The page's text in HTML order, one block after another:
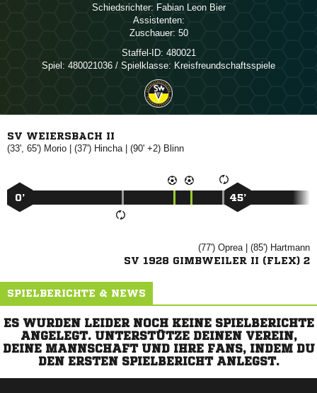
Schiedsrichter:   
Assistenten:
Zuschauer: 50
Staffel-ID: 480021
Spiel: 480021036 / Spielklasse: Kreisfreundschaftsspiele
SV WEIERSBACH II
(33', 65')  | (37') | (90' +2) 
0’ 45’
(77') | (85') 
SV 1928 GIMBWEILER II (FLEX) 2
SPIELBERICHTE & NEWS
ES WURDEN LEIDER NOCH KEINE SPIELBERICHTE
ANGELEGT. UNTERSTÜTZE DEINEN VEREIN,
DEINE MANNSCHAFT UND IHRE FANS, INDEM DU
DEN ERSTEN SPIELBERICHT ANLEGST.